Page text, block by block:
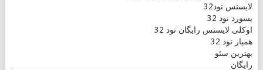
لایسنس نود32
پسورد نود 32
اوکلی لایسنس رایگان نود 32
همیار نود 32
بهترین سئو
رایگان